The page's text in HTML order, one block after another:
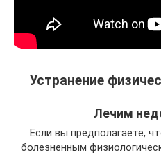
Устранение
Лечим
Если вы предполагаете,
болезненным